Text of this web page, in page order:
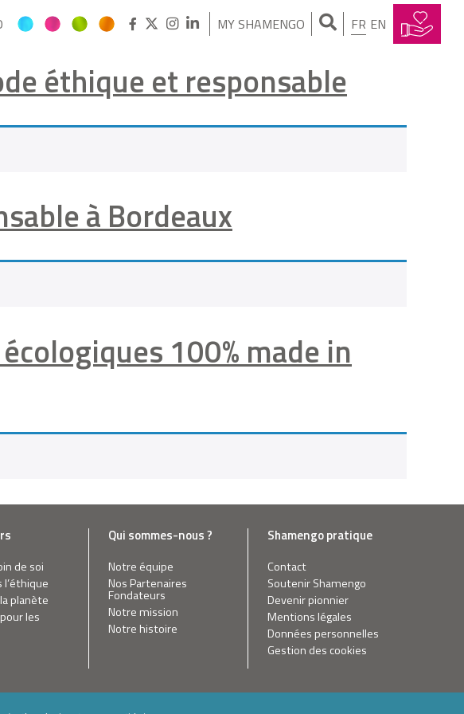
MY SHAMENGO FR EN
éthique et responsable
à Bordeaux
100% made in
de soi
l’éthique
planète
les
Qui sommes-nous ?
Notre équipe
Nos Partenaires
Fondateurs
Notre mission
Notre histoire
Shamengo pratique
Contact
Soutenir Shamengo
Devenir pionnier
Mentions légales
Données personnelles
Gestion des cookies